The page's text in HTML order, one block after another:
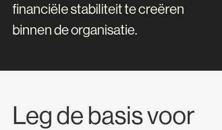
financiële stabiliteit te creëren
binnen de organisatie.
Leg de basis voor